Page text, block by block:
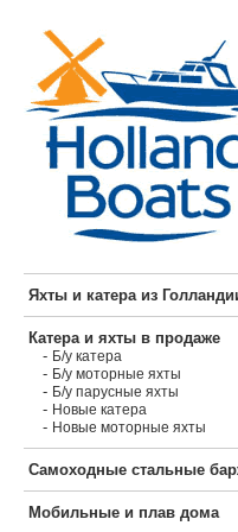
Яхты и катера из
Катера и яхты в продаже
- Б/у катера
- Б/у моторные яхты
- Б/у парусные яхты
- Новые катера
- Новые моторные яхты
Самоходные стальные
Мобильные и плав дома